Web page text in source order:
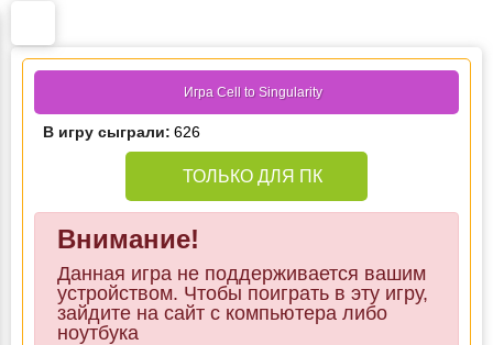
Игра Cell to Singularity
В игру сыграли: 626
ТОЛЬКО ДЛЯ ПК
Внимание!
Данная игра не поддерживается вашим
устройством. Чтобы поиграть в эту игру,
зайдите на сайт с компьютера либо
ноутбука